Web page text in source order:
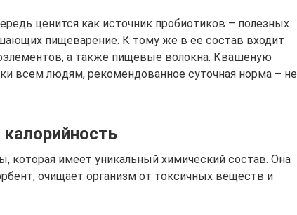
ценится как источник пробиотиков – полезных
пищеварение. К тому же в ее состав входит
а также пищевые волокна. Квашеную
всем людям, рекомендованное суточная норма – не
которая имеет уникальный химический состав. Она
очищает организм от токсичных веществ и